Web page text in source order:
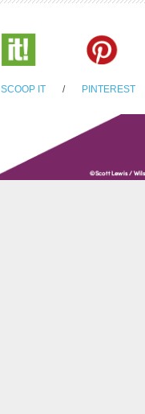
SCOOP IT / PINTEREST